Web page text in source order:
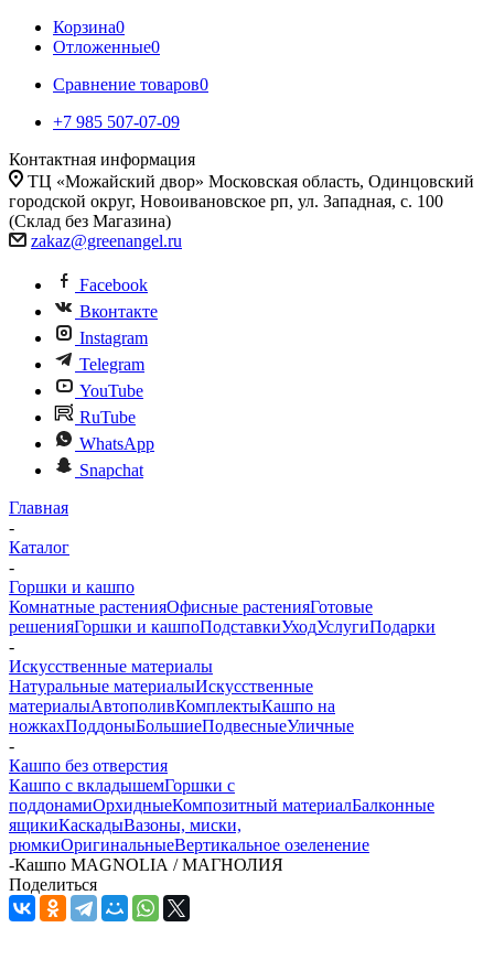
Корзина0
Отложенные0
Сравнение товаров0
+7 985 507-07-09
Контактная информация
ТЦ «Можайский двор» Московская область, Одинцовский
городской округ, Новоивановское рп, ул. Западная, с. 100
(Склад без Магазина)
zakaz@greenangel.ru
Facebook
Вконтакте
Instagram
Telegram
YouTube
RuTube
WhatsApp
Snapchat
Главная
-
Каталог
-
Горшки и кашпо
Комнатные растенияОфисные растенияГотовые
решенияГоршки и кашпоПодставкиУходУслугиПодарки
-
Искусственные материалы
Натуральные материалыИскусственные
материалыАвтополивКомплектыКашпо на
ножкахПоддоныБольшиеПодвесныеУличные
-
Кашпо без отверстия
Кашпо с вкладышемГоршки с
поддонамиОрхидныеКомпозитный материалБалконные
ящикиКаскадыВазоны, миски,
рюмкиОригинальныеВертикальное озеленение
-Кашпо MAGNOLIА / МАГНОЛИЯ
Поделиться